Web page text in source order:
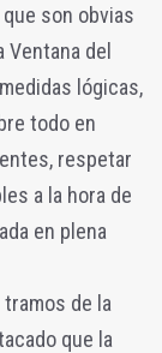
son obvias
Ventana del
lógicas,
todo en
respetar
a la hora de
en plena
de la
que la